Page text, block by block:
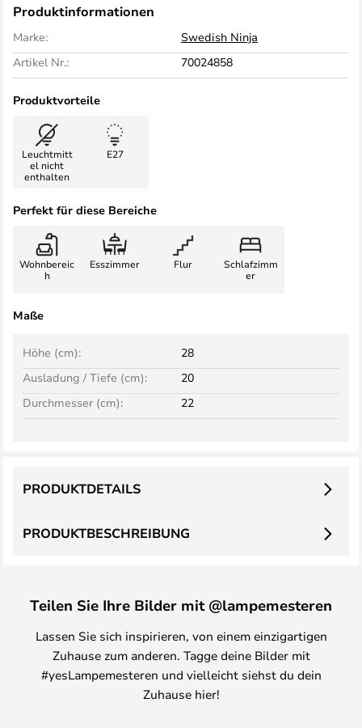
Produktinformationen
Marke:
Swedish Ninja
Artikel Nr.:
70024858
Produktvorteile
Leuchtmitt
el nicht
enthalten
E27
Perfekt für diese Bereiche
Wohnbereic
h
Esszimmer Flur
Schlafzimm
er
Maße
Höhe (cm):
28
Ausladung / Tiefe (cm):
20
Durchmesser (cm):
22
PRODUKTBESCHREIBUNG
PRODUKTDETAILS
Teilen Sie Ihre Bilder mit @lampemesteren
Lassen Sie sich inspirieren, von einem einzigartigen
Zuhause zum anderen. Tagge deine Bilder mit
#yesLampemesteren und vielleicht siehst du dein
Zuhause hier!